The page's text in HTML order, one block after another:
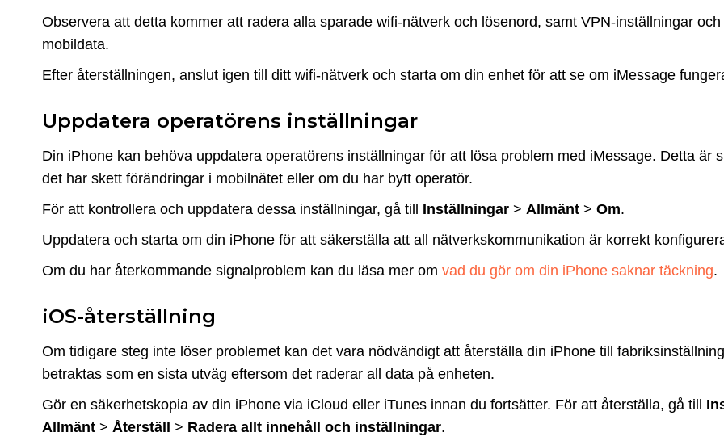
Observera att detta kommer att radera alla sparade wifi-nätverk och lösenord, samt VPN-inställningar
mobildata.
Efter återställningen, anslut igen till ditt wifi-nätverk och starta om din enhet för att se om iMessage
Uppdatera operatörens inställningar
Din iPhone kan behöva uppdatera operatörens inställningar för att lösa problem med iMessage. Detta är
det har skett förändringar i mobilnätet eller om du har bytt operatör.
För att kontrollera och uppdatera dessa inställningar, gå till Inställningar > Allmänt > Om.
Uppdatera och starta om din iPhone för att säkerställa att all nätverkskommunikation är korrekt
Om du har återkommande signalproblem kan du läsa mer om vad du gör om din iPhone saknar täckning.
iOS-återställning
Om tidigare steg inte löser problemet kan det vara nödvändigt att återställa din iPhone till
betraktas som en sista utväg eftersom det raderar all data på enheten.
Gör en säkerhetskopia av din iPhone via iCloud eller iTunes innan du fortsätter. För att återställa, gå till
Allmänt > Återställ > Radera allt innehåll och inställningar.